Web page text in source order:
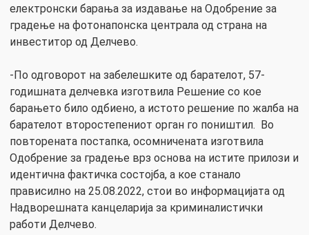
електронски барања за издавање на Одобрение за
градење на фотонапонска централа од страна на
инвеститор од Делчево.
-По одговорот на забелешките од барателот, 57-
годишната делчевка изготвила Решение со кое
барањето било одбиено, а истото решение по жалба на
барателот второстепениот орган го поништил. Во
повторената постапка, осомничената изготвила
Одобрение за градење врз основа на истите прилози и
идентична фактичка состојба, а кое станало
прависилно на 25.08.2022, стои во информацијата од
Надворешната канцеларија за криминалистички
работи Делчево.